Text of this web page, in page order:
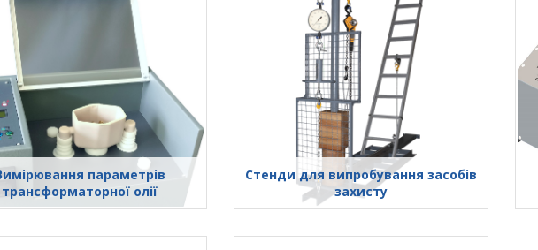
параметрів
трансформаторної олії
Стенди для випробування засобів
захисту